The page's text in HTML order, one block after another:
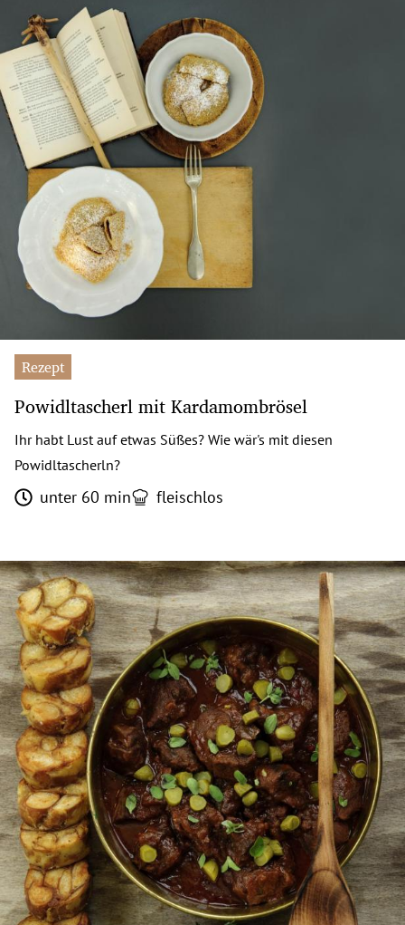
Rezept
Powidltascherl mit Kardamombrösel
Ihr habt Lust auf etwas Süßes? Wie wär's mit diesen
Powidltascherln?
unter 60 min fleischlos